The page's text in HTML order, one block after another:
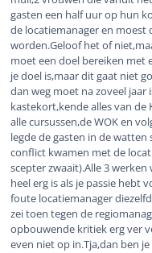
gasten een half uur op hun
de locatiemanager en moest
worden.Geloof het of
moet een doel bereiken met
je doel is,maar dit gaat niet
dan weg moet na zoveel
kastekort,kende alles van de
alle cursussen,de WOK en
legde de gasten in de watten
conflict kwamen met de
scepter zwaait).Alle 3
heel erg is als je passie hebt
foute locatiemanager
zei toen tegen de
opbouwende kritiek erg ver
even niet op in.Tja,dan ben